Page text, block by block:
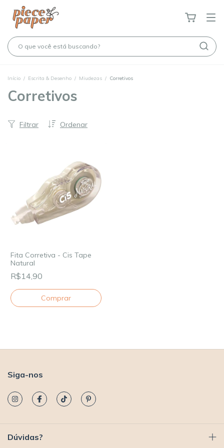
Início / Escrita & Desenho / Miudezas / Corretivos
Corretivos
Ordenar
Filtrar
Fita Corretiva - Cis Tape
Natural
R$14,90
Siga-nos
Dúvidas?